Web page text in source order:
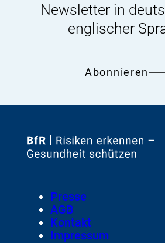
Newsletter in
englischer
Abonnieren
Zur
Footer
Meta-
Navigation
Presse
AGB
Kontakt
Impressum